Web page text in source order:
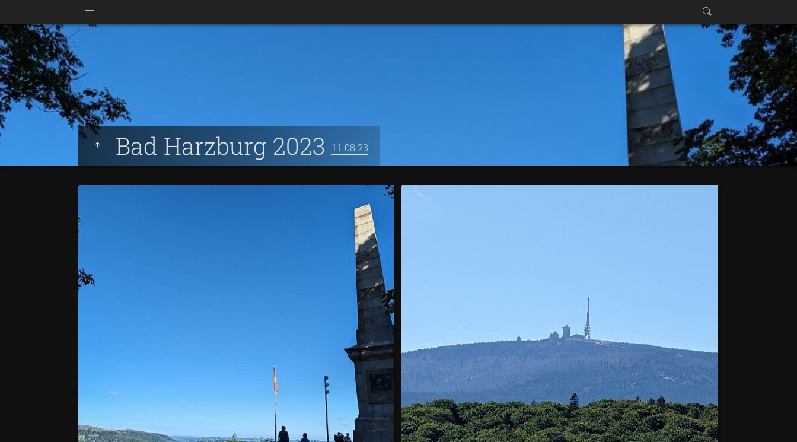
Bad Harzburg 2023 11.08.23